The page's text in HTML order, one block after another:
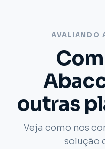
AVALIANDO
outras
Veja como nos
solução